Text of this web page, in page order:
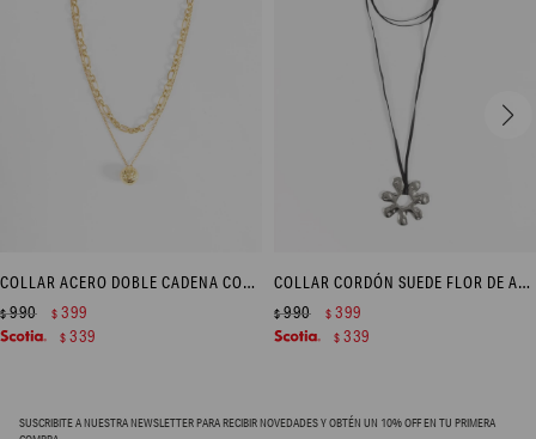
COLLAR ACERO DOBLE CADENA CON DIJE - DORADO
$990 $ 399
$ 339
COLLAR CORDÓN SUEDE FLOR DE ACERO - PLATEADO
$990 $ 399
$ 339
SUSCRIBITE A NUESTRA NEWSLETTER PARA RECIBIR NOVEDADES Y OBTÉN UN 10% OFF EN TU PRIMERA